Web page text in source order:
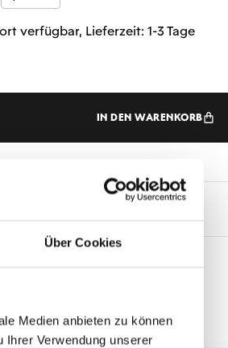
Über Cookies
Medien anbieten zu können
Ihrer Verwendung unserer
verfügbar, Lieferzeit: 1-3 Tage
IN DEN WARENKORB